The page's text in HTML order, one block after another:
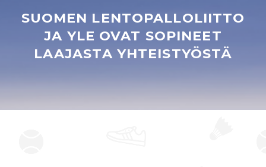
SUOMEN LENTOPALLOLIITTO
JA YLE OVAT SOPINEET
LAAJASTA YHTEISTYÖSTÄ